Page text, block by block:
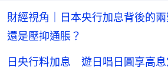
財經視角｜日本央行加息背後的
還是壓抑通脹？
日央行料加息 遊日唱日圓享高